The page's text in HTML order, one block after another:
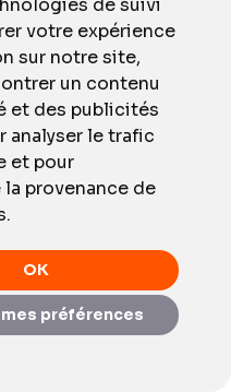
de suivi
votre expérience
sur notre site,
un contenu
et des publicités
analyser le trafic
et pour
provenance de
OK
préférences
dans le même cas
BAC Pro MSMA
Systèmes Mécaniques
me diriger ensuite